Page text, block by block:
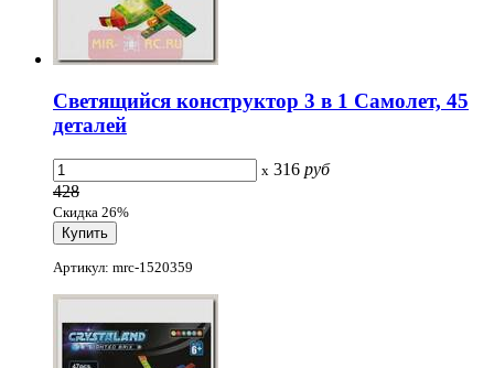
Светящийся конструктор 3 в 1 Самолет, 45
деталей
x 316 руб
428
Скидка 26%
Артикул: mrc-1520359